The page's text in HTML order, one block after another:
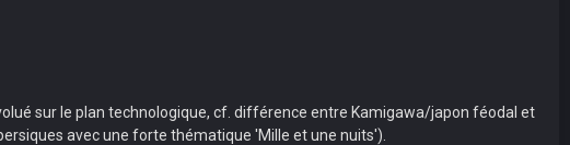
sur le plan technologique, cf. différence entre Kamigawa/japon féodal et
avec une forte thématique 'Mille et une nuits').